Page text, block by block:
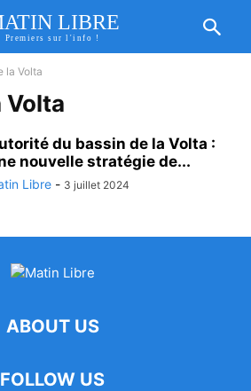
LIBRE
Premiers sur l'info !
la Volta
Volta
du bassin de la Volta :
nouvelle stratégie de...
Libre - 3 juillet 2024
ABOUT US
FOLLOW US